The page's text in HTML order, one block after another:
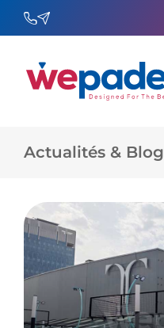
Actualités & Blog